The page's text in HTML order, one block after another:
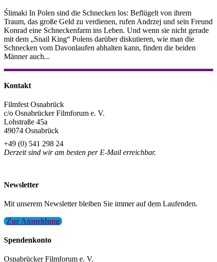
Ślimaki In Polen sind die Schnecken los: Beflügelt von ihrem
Traum, das große Geld zu verdienen, rufen Andrzej und sein Freund
Konrad eine Schneckenfarm ins Leben. Und wenn sie nicht gerade
mit dem „Snail King“ Polens darüber diskutieren, wie man die
Schnecken vom Davonlaufen abhalten kann, finden die beiden
Männer auch...
Kontakt
Filmfest Osnabrück
c/o Osnabrücker Filmforum e. V.
Lohstraße 45a
49074 Osnabrück
+49 (0) 541 298 24
Derzeit sind wir am besten per E-Mail erreichbar.
Newsletter
Mit unserem Newsletter bleiben Sie immer auf dem Laufenden.
Zur Anmeldung
Spendenkonto
Osnabrücker Filmforum e. V.